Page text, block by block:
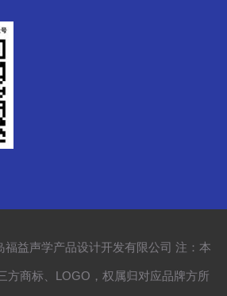
福益声学产品设计开发有限公司 注：本
方商标、LOGO，权属归对应品牌方所